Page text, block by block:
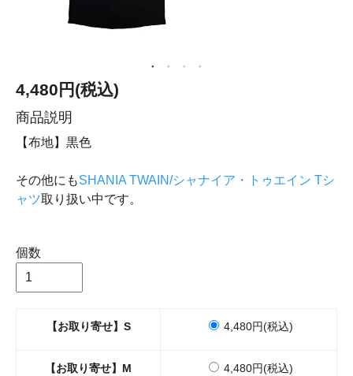
4,480円(税込)
商品説明
【布地】黒色
その他にもSHANIA TWAIN/シャナイア・トゥエイン Tシ
ャツ取り扱い中です。
個数
【お取り寄せ】S
【お取り寄せ】M
4,480円(税込)
4,480円(税込)